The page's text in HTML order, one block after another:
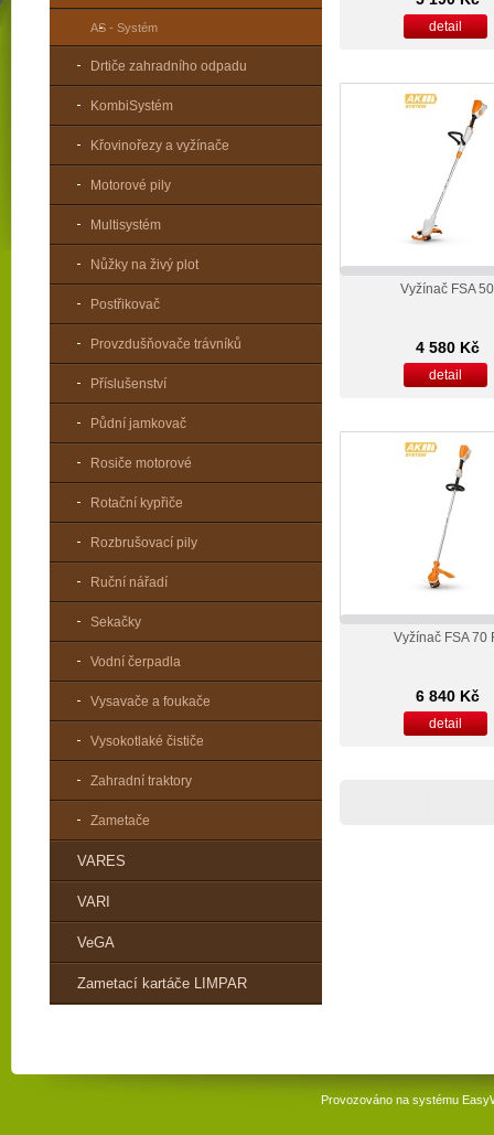
AS - Systém
Drtiče zahradního odpadu
KombiSystém
Křovinořezy a vyžínače
Motorové pily
Multisystém
Nůžky na živý plot
Postřikovač
Provzdušňovače trávníků
Příslušenství
Půdní jamkovač
Rosiče motorové
Rotační kypřiče
Rozbrušovací pily
Ruční nářadí
Sekačky
Vodní čerpadla
Vysavače a foukače
Vysokotlaké čističe
Zahradní traktory
Zametače
VARES
VARI
VeGA
Zametací kartáče LIMPAR
detail
Vyžínač FSA 50
4 580 Kč
detail
Vyžínač FSA 70
6 840 Kč
detail
Provozováno na systému